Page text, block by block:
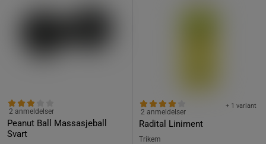
Peanut Ball Massasjeball
Svart
2 anmeldelser
Radital Liniment
+ 1 variant
2 anmeldelser
Trikem